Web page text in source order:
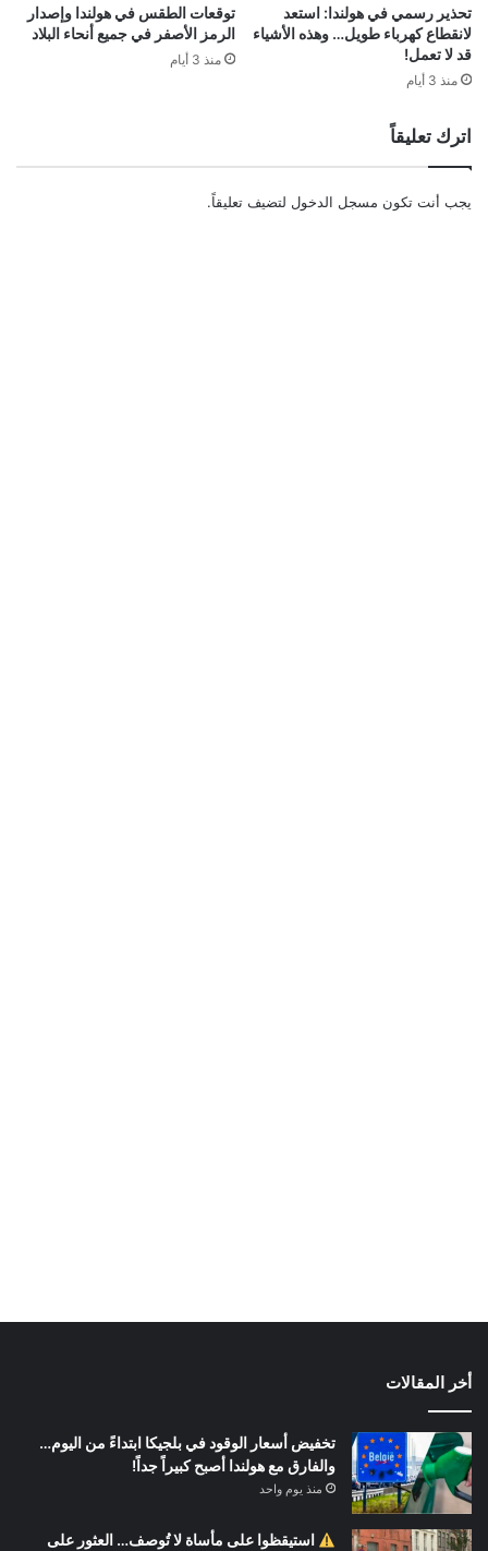
تحذير رسمي في هولندا: استعد
لانقطاع كهرباء طويل… وهذه الأشياء
قد لا تعمل!
منذ 3 أيام
توقعات الطقس في هولندا وإصدار
الرمز الأصفر في جميع أنحاء البلاد
منذ 3 أيام
اترك تعليقاً
يجب أنت تكون مسجل الدخول لتضيف تعليقاً.
أخر المقالات
تخفيض أسعار الوقود في بلجيكا ابتداءً من اليوم…
والفارق مع هولندا أصبح كبيراً جداً!
منذ يوم واحد
استيقظوا على مأساة لا تُوصف… العثور على